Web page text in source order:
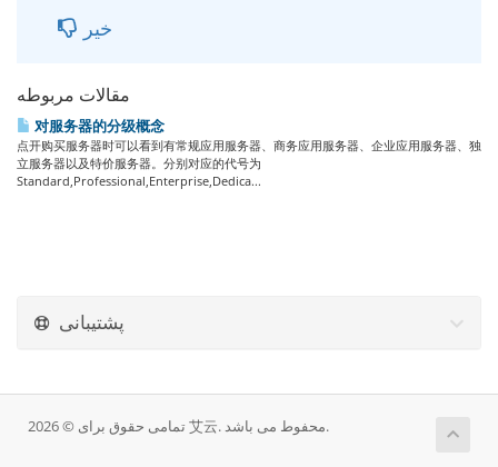
خیر
مقالات مربوطه
对服务器的分级概念
点开购买服务器时可以看到有常规应用服务器、商务应用服务器、企业应用服务器、独
立服务器以及特价服务器。分别对应的代号为
Standard,Professional,Enterprise,Dedica...
پشتیبانی
تمامی حقوق برای © 2026 艾云. محفوط می باشد.